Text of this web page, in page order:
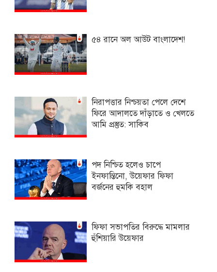
৫৪ রানে অল আউট বাংলাদেশ!
নিরাপত্তার নিশ্চয়তা পেলে দেশে
ফিরে আদালতে দাঁড়াতে ও খেলতে
আমি প্রস্তুত: সাকিব
পদ নিশ্চিত হলেও চাপে
ইনফান্তিনো, উয়েফার ফিফা
বর্জনের হুমকি বহাল
ফিফা সভাপতির বিরুদ্ধে মামলার
হুঁশিয়ারি উয়েফার